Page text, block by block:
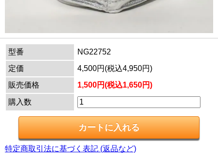
型番
NG22752
定価
4,500円(税込4,950円)
販売価格
1,500円(税込1,650円)
購入数
特定商取引法に基づく表記 (返品など)